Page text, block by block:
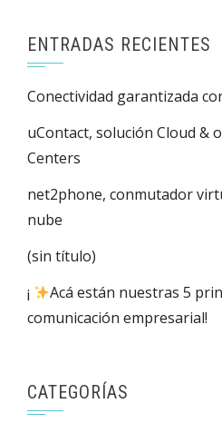
ENTRADAS RECIENTES
Conectividad garantizada
uContact, solución Cloud &
Centers
net2phone, conmutador
nube
(sin título)
¡
Acá están nuestras 5
comunicación empresarial!
CATEGORÍAS